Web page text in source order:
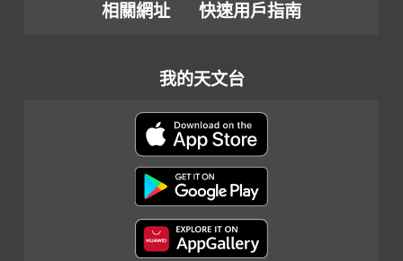
相關網址
快速用戶指南
我的天文台